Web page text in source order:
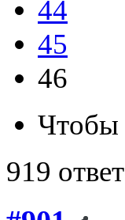
44
45
46
Чтобы
919